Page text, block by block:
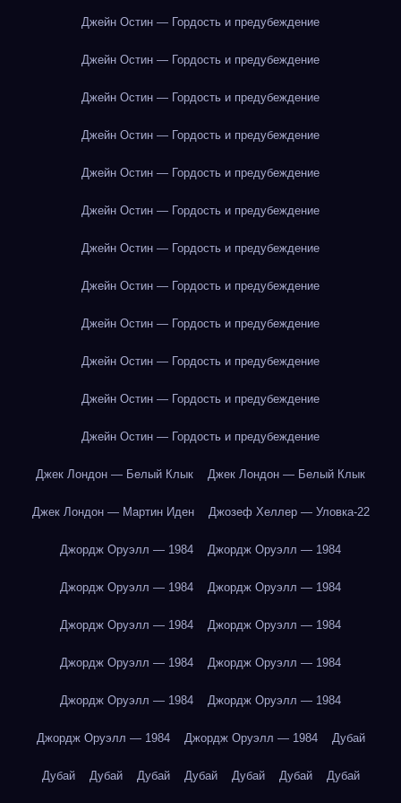
Джейн Остин — Гордость и предубеждение
Джейн Остин — Гордость и предубеждение
Джейн Остин — Гордость и предубеждение
Джейн Остин — Гордость и предубеждение
Джейн Остин — Гордость и предубеждение
Джейн Остин — Гордость и предубеждение
Джейн Остин — Гордость и предубеждение
Джейн Остин — Гордость и предубеждение
Джейн Остин — Гордость и предубеждение
Джейн Остин — Гордость и предубеждение
Джейн Остин — Гордость и предубеждение
Джейн Остин — Гордость и предубеждение
Джек Лондон — Белый Клык Джек Лондон — Белый Клык
Джек Лондон — Мартин Иден Джозеф Хеллер — Уловка-22
Джордж Оруэлл — 1984 Джордж Оруэлл — 1984
Джордж Оруэлл — 1984 Джордж Оруэлл — 1984
Джордж Оруэлл — 1984 Джордж Оруэлл — 1984
Джордж Оруэлл — 1984 Джордж Оруэлл — 1984
Джордж Оруэлл — 1984 Джордж Оруэлл — 1984
Джордж Оруэлл — 1984 Джордж Оруэлл — 1984 Дубай
Дубай Дубай Дубай Дубай Дубай Дубай Дубай